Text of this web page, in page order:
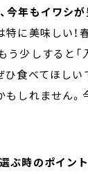
年もイワシが
特に美味しい
う少しすると
ひ食べてほし
もしれません
ぶ時のポイント